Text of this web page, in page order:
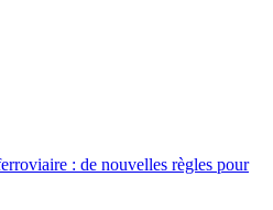
: de nouvelles règles pour